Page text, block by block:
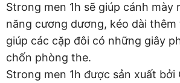
Strong men 1h sẽ giúp cánh mày
năng cương dương, kéo dài thêm
giúp các cặp đôi có những giây
chốn phòng the.
Strong men 1h được sản xuất bởi